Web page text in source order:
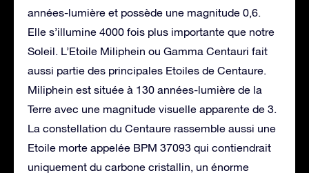
années-lumière et possède une magnitude 0,6.
Elle s’illumine 4000 fois plus importante que notre
Soleil. L’Etoile Miliphein ou Gamma Centauri fait
aussi partie des principales Etoiles de Centaure.
Miliphein est située à 130 années-lumière de la
Terre avec une magnitude visuelle apparente de 3.
La constellation du Centaure rassemble aussi une
Etoile morte appelée BPM 37093 qui contiendrait
uniquement du carbone cristallin, un énorme